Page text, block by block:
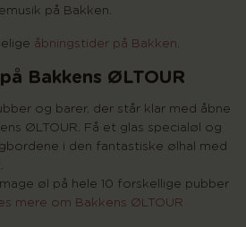
på Bakken.
åbningstider på Bakken.
Bakkens ØLTOUR
og barer, der står klar med åbne
ØLTOUR. Få et glas specialøl og
i den fantastiske ølhal med
øl på hele 10 forskellige pubber
mere om Bakkens ØLTOUR